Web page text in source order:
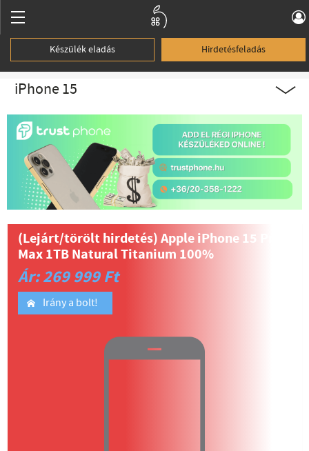
Készülék eladás Hirdetésfeladás
iPhone 15
(Lejárt/törölt hirdetés)Apple iPhone 15 Pro
Max 1TB Natural Titanium 100%
Ár: 269 999 Ft
Irány a bolt!